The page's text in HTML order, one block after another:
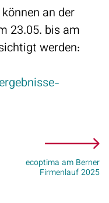
an der
23.05. bis am
werden:
ecoptima am Berner
Firmenlauf 2025